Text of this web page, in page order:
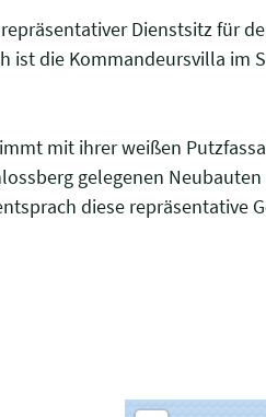
Dienstsitz für
ist die Kommandeursvilla im
mit ihrer weißen
gelegenen
diese repräsentative